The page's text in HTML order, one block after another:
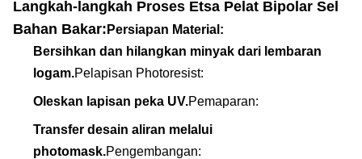
Langkah-langkah Proses Etsa Pelat Bipolar Sel
Bahan Bakar: Persiapan Material:
Bersihkan dan hilangkan minyak dari lembaran
logam.Pelapisan Photoresist:
Oleskan lapisan peka UV.Pemaparan:
Transfer desain aliran melalui
photomask.Pengembangan: